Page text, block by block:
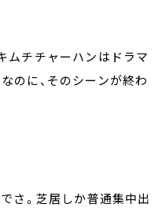
ムチチャーハンはドラマ
のに、そのシーンが終わ
さ。芝居しか普通集中出